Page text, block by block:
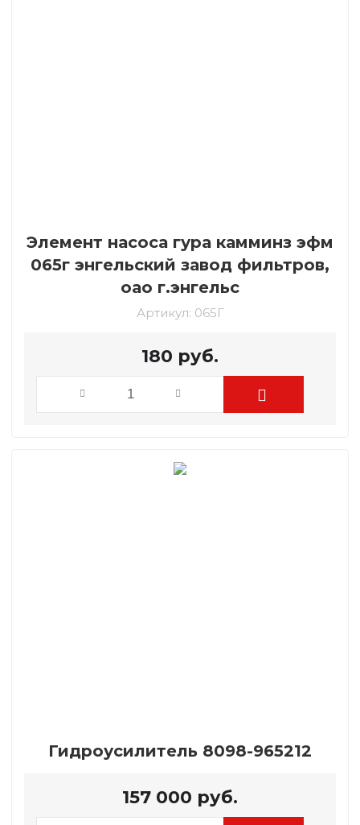
Элемент насоса гура камминз эфм
065г энгельский завод фильтров,
оао г.энгельс
Артикул: 065Г
180 руб.
Гидроусилитель 8098-965212
157 000 руб.